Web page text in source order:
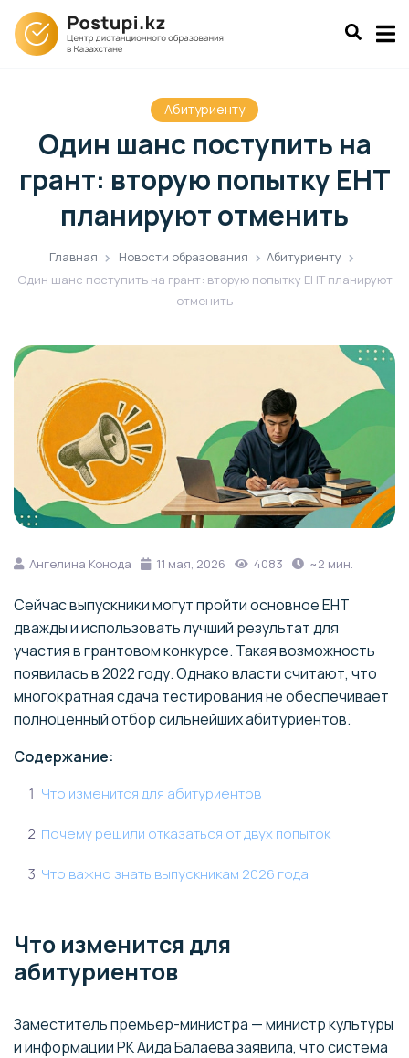
Абитуриенту
Один шанс поступить на
грант: вторую попытку ЕНТ
планируют отменить
Главная Новости образования
Абитуриенту
Один шанс поступить на грант: вторую попытку ЕНТ планируют
отменить
Ангелина Конода 11 мая, 2026 4083 ~2 мин.
Сейчас выпускники могут пройти основное ЕНТ
дважды и использовать лучший результат для
участия в грантовом конкурсе. Такая возможность
появилась в 2022 году. Однако власти считают, что
многократная сдача тестирования не обеспечивает
полноценный отбор сильнейших абитуриентов.
Содержание:
Что изменится для абитуриентов
Почему решили отказаться от двух попыток
Что важно знать выпускникам 2026 года
Что изменится для
абитуриентов
Заместитель премьер-министра — министр культуры
и информации РК Аида Балаева заявила, что система